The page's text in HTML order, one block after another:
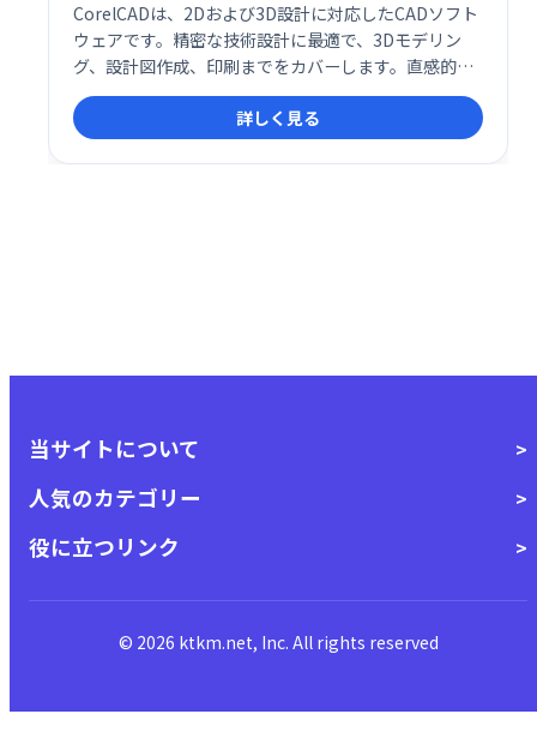
CorelCADは、2Dおよび3D設計に対応したCADソフト
ウェアです。精密な技術設計に最適で、3Dモデリン
グ、設計図作成、印刷までをカバーします。直感的な
操作で、視覚的なアイデアを効果的に伝え、生産性向
上と効率的な共同作業を実現します。詳細な要素が必
要な設計作業に高い精度を提供し、業務の効率化を支
援します。
詳しく見る
当サイトについて
人気のカテゴリー
役に立つリンク
© 2026 ktkm.net, Inc. All rights reserved